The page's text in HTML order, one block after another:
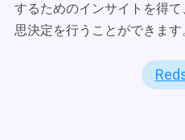
するためのインサイトを得
思決定を行うことができます